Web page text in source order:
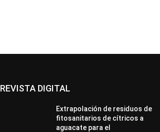
REVISTA DIGITAL
Extrapolación de residuos de
fitosanitarios de cítricos a
aguacate para el